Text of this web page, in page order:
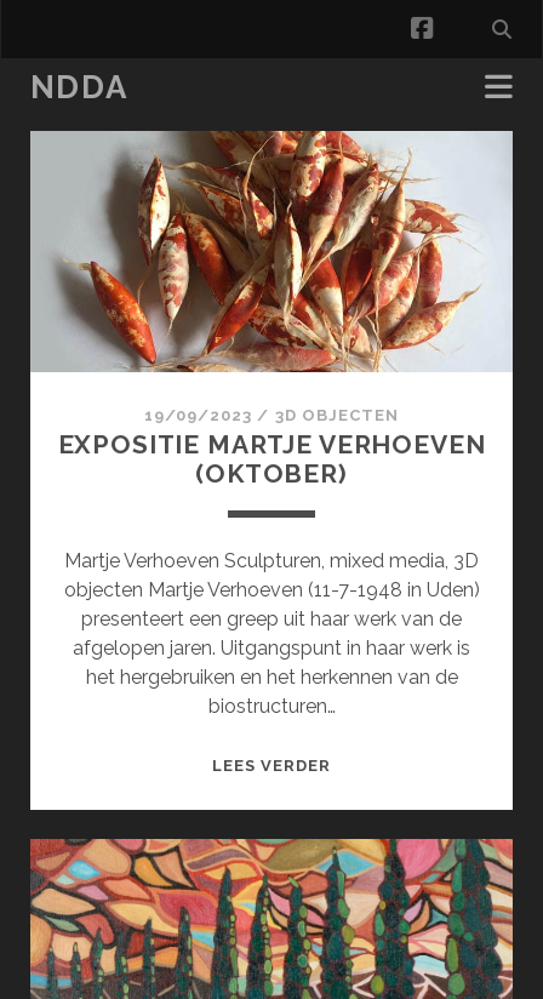
facebook
NDDA
NDDA
Posts
19/09/2023 / 3D OBJECTEN
EXPOSITIE MARTJE VERHOEVEN
(OKTOBER)
Martje Verhoeven Sculpturen, mixed media, 3D
objecten Martje Verhoeven (11-7-1948 in Uden)
presenteert een greep uit haar werk van de
afgelopen jaren. Uitgangspunt in haar werk is
het hergebruiken en het herkennen van de
biostructuren…
LEES VERDER
(OKTOBER)